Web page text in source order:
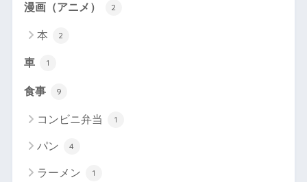
漫画（アニメ） 2
本 2
車 1
食事 9
コンビニ弁当 1
パン 4
ラーメン 1